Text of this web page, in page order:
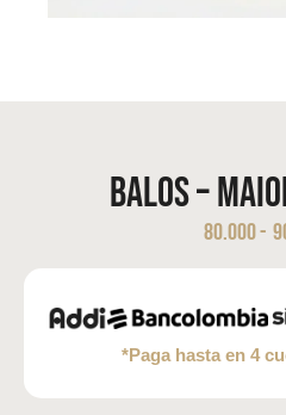
Balos –
80.000-
*Paga hasta en 4